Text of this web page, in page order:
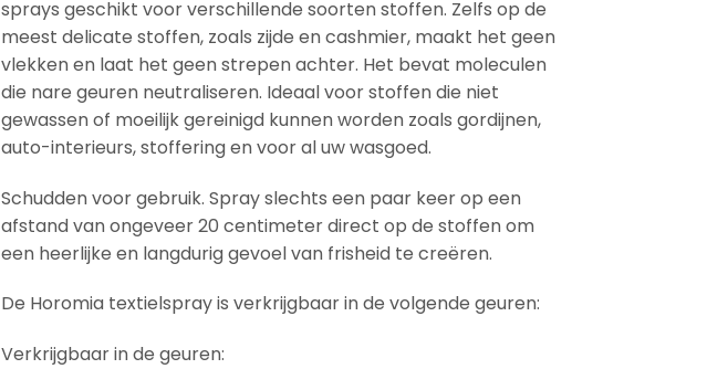
sprays geschikt voor verschillende soorten stoffen. Zelfs op de
meest delicate stoffen, zoals zijde en cashmier, maakt het geen
vlekken en laat het geen strepen achter. Het bevat moleculen
die nare geuren neutraliseren. Ideaal voor stoffen die niet
gewassen of moeilijk gereinigd kunnen worden zoals gordijnen,
auto-interieurs, stoffering en voor al uw wasgoed.
Schudden voor gebruik. Spray slechts een paar keer op een
afstand van ongeveer 20 centimeter direct op de stoffen om
een heerlijke en langdurig gevoel van frisheid te creëren.
De Horomia textielspray is verkrijgbaar in de volgende geuren:
Verkrijgbaar in de geuren: